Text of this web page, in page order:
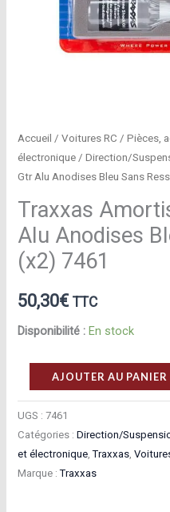
Accueil /Voitures RC /Pièces,
électronique /Direction/
Gtr Alu Anodises Bleu Sans
Traxxas
Alu Anodises
(x2) 7461
50,30€ TTC
Disponibilité : En stock
quantité
de
Traxxas
Amortisseurs
Long
Gtr
AJOUTER AU PANIER
UGS :7461
Catégories :Direction/
et électronique,Traxxas,
Marque :Traxxas